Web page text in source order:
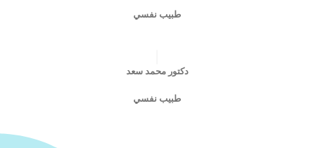
طبيب نفسي
دكتور محمد سعد
طبيب نفسي